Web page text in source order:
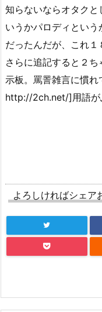
知らないならオタク
いうかパロディとい
だったんだが、これ１
さらに追記すると２
示板。罵詈雑言に慣れ
http://2ch.net/]用語が
よろしければシェア